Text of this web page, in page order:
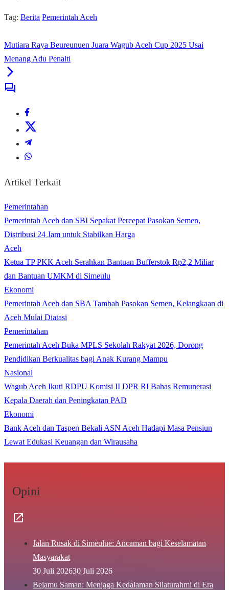
Tag: Berita Pemerintah Aceh
Mutiara Raya Beureunuen Juara Wagub Aceh Cup 2025 Usai
Menang Adu Penalti
Artikel Terkait
Pemerintahan
Pemerintah Aceh dan SBI Sepakat Percepat Pasokan Semen,
Distribusi 24 Jam untuk Stabilkan Harga
Aceh
Ketua TP PKK Aceh Serahkan Bantuan Bufferstok Rp2,2 Miliar
dan Bantuan UMKM di Simeulu
Ekonomi
Pemerintah Aceh dan SBA Tambah Pasokan Semen, Kelangkaan di
Aceh Mulai Diatasi
Pemerintahan
Pemerintah Aceh Buka MPLS Sekolah Rakyat 2026, Dorong
Pendidikan Berkualitas bagi Anak Kurang Mampu
Nasional
Wagub Aceh Ikuti RDPU Komisi II DPR RI Bahas Remunerasi
Kepala Daerah dan Peningkatan PAD
Ekonomi
Bank Aceh dan Taspen Bekali ASN Aceh Hadapi Masa Pensiun
Lewat Edukasi Keuangan dan Wirausaha
Opini
Jalan Rusak di Simeulue: Ancaman bagi Keselamatan
Masyarakat
30 Juli 202630 Juli 2026
Bejamu Saman: Menjaga Kedalaman Silaturahmi di Era